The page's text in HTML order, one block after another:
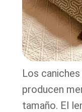
Los
producen
tamaño. El